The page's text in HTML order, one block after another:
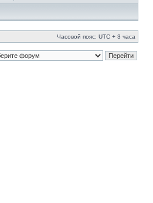
Часовой пояс: UTC + 3 часа